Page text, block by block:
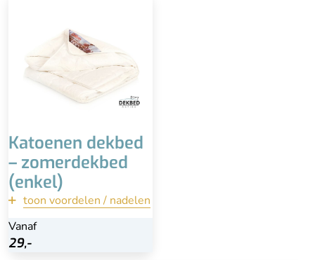
Katoenen dekbed
– zomerdekbed
(enkel)
toon voordelen / nadelen
Vanaf
29,-
Onderhoudsvriendelijk
Licht dekbed
Lekker luchtig en koel
Isoleert niet goed bij
lagere temperaturen
terug
Bekijk